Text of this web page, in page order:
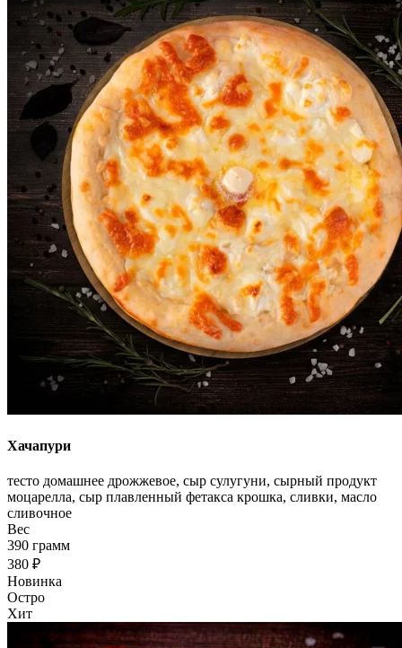
Хачапури
тесто домашнее дрожжевое, сыр сулугуни, сырный продукт
моцарелла, сыр плавленный фетакса крошка, сливки, масло
сливочное
Вес
390 грамм
380 ₽
Новинка
Остро
Хит